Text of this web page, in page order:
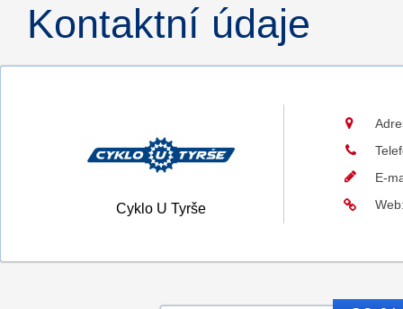
Kontaktní údaje
Cyklo U Tyrše
E-